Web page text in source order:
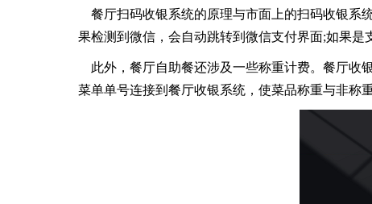
餐厅扫码收银系统的原理与市面上的扫码收银系
果检测到微信，会自动跳转到微信支付界面;如果是
此外，餐厅自助餐还涉及一些称重计费。餐厅收
菜单单号连接到餐厅收银系统，使菜品称重与非称